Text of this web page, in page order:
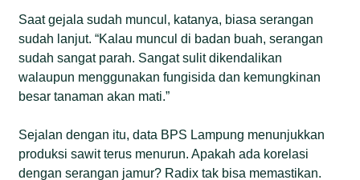
Saat gejala sudah muncul, katanya, biasa serangan
sudah lanjut. “Kalau muncul di badan buah, serangan
sudah sangat parah. Sangat sulit dikendalikan
walaupun menggunakan fungisida dan kemungkinan
besar tanaman akan mati.”
Sejalan dengan itu, data BPS Lampung menunjukkan
produksi sawit terus menurun. Apakah ada korelasi
dengan serangan jamur? Radix tak bisa memastikan.